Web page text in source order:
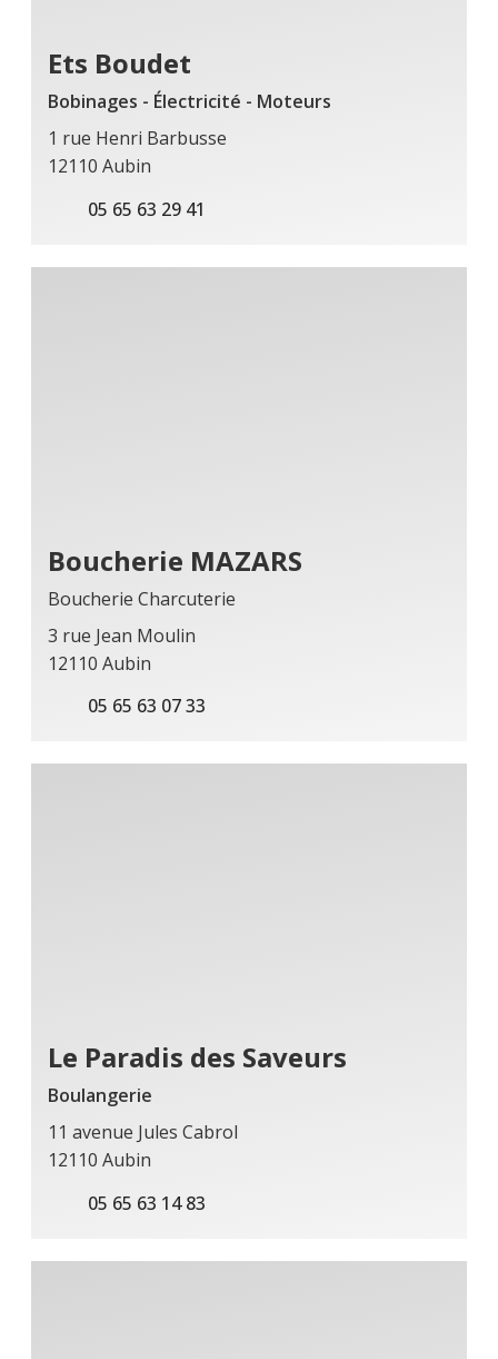
Ets Boudet
Bobinages - Électricité - Moteurs
1 rue Henri Barbusse
12110 Aubin
05 65 63 29 41
Boucherie MAZARS
Boucherie Charcuterie
3 rue Jean Moulin
12110 Aubin
05 65 63 07 33
Le Paradis des Saveurs
Boulangerie
11 avenue Jules Cabrol
12110 Aubin
05 65 63 14 83